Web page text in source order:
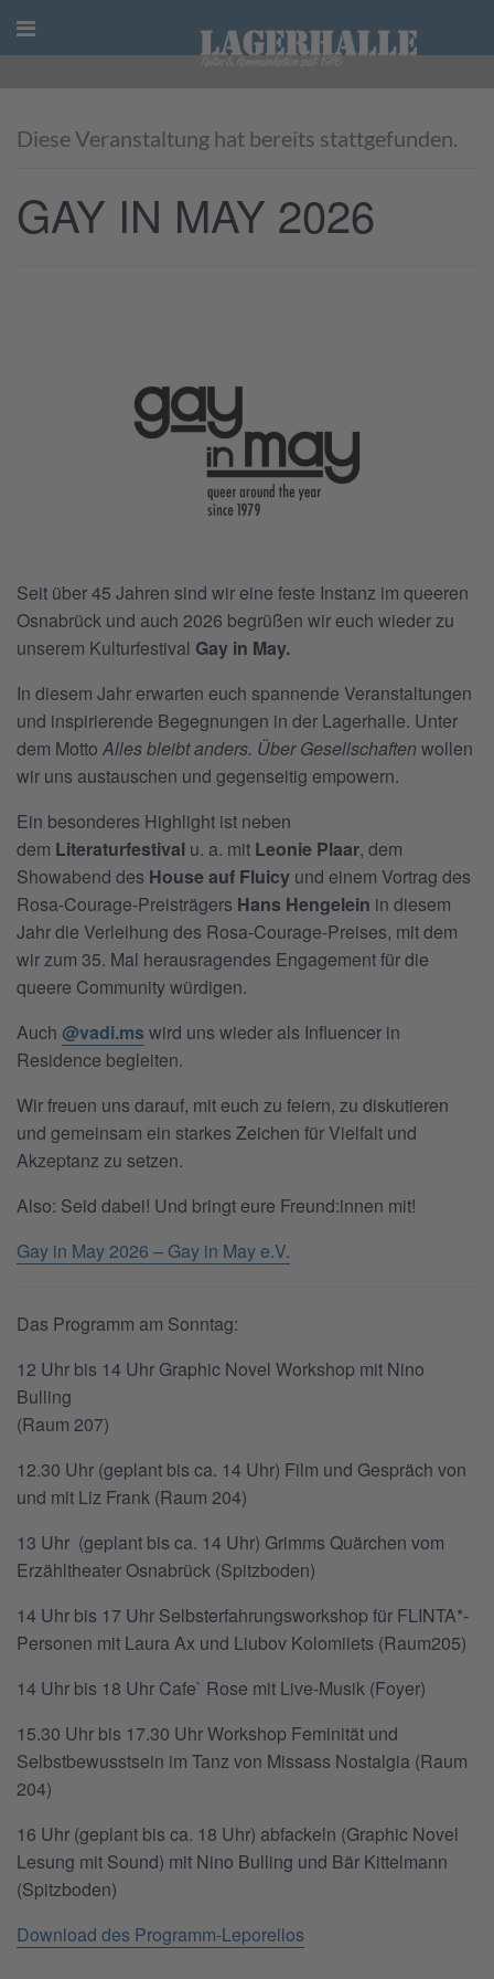
Skip
to
Diese Veranstaltung hat bereits stattgefunden.
GAY IN MAY 2026
Seit über 45 Jahren sind wir eine feste Instanz im queeren
Osnabrück und auch 2026 begrüßen wir euch wieder zu
unserem Kulturfestival Gay in May.
In diesem Jahr erwarten euch spannende Veranstaltungen
und inspirierende Begegnungen in der Lagerhalle. Unter
dem Motto Alles bleibt anders. Über Gesellschaften wollen
wir uns austauschen und gegen­seitig empowern.
Ein besonderes Highlight ist neben
dem Literaturfestival u. a. mit Leonie Plaar, dem
Showabend des House auf Fluicy und einem Vortrag des
Rosa-Courage-Preisträgers Hans Hengelein in diesem
Jahr die Verleihung des Rosa-Courage-Preises, mit dem
wir zum 35. Mal heraus­ragendes Engagement für die
queere Community würdigen.
Auch @vadi.ms wird uns wieder als Influencer in
Residence begleiten.
Wir freuen uns darauf, mit euch zu feiern, zu diskutieren
und gemeinsam ein starkes Zeichen für Vielfalt und
Akzeptanz zu setzen.
Also: Seid dabei! Und bringt eure Freund:innen mit!
Gay in May 2026 – Gay in May e.V.
Das Programm am Sonntag:
12 Uhr bis 14 Uhr Graphic Novel Workshop mit Nino
Bulling
(Raum 207)
12.30 Uhr (geplant bis ca. 14 Uhr) Film und Gespräch von
und mit Liz Frank (Raum 204)
13 Uhr (geplant bis ca. 14 Uhr) Grimms Quärchen vom
Erzähltheater Osnabrück (Spitzboden)
14 Uhr bis 17 Uhr Selbsterfahrungsworkshop für FLINTA*-
Personen mit Laura Ax und Liubov Kolomiiets (Raum205)
14 Uhr bis 18 Uhr Cafe` Rose mit Live-Musik (Foyer)
15.30 Uhr bis 17.30 Uhr Workshop Feminität und
Selbstbewusstsein im Tanz von Missass Nostalgia (Raum
204)
16 Uhr (geplant bis ca. 18 Uhr) abfackeln (Graphic Novel
Lesung mit Sound) mit Nino Bulling und Bär Kittelmann
(Spitzboden)
Download des Programm-Leporellos